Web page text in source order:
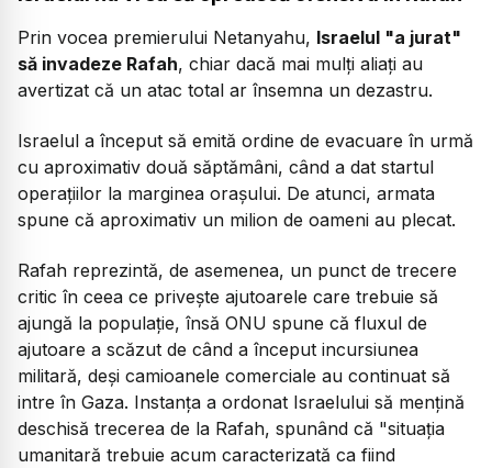
Prin vocea premierului Netanyahu, Israelul "a jurat"
să invadeze Rafah, chiar dacă mai mulți aliați au
avertizat că un atac total ar însemna un dezastru.
Israelul a început să emită ordine de evacuare în urmă
cu aproximativ două săptămâni, când a dat startul
operațiilor la marginea orașului. De atunci, armata
spune că aproximativ un milion de oameni au plecat.
Rafah reprezintă, de asemenea, un punct de trecere
critic în ceea ce privește ajutoarele care trebuie să
ajungă la populație, însă ONU spune că fluxul de
ajutoare a scăzut de când a început incursiunea
militară, deși camioanele comerciale au continuat să
intre în Gaza. Instanța a ordonat Israelului să mențină
deschisă trecerea de la Rafah, spunând că "situația
umanitară trebuie acum caracterizată ca fiind